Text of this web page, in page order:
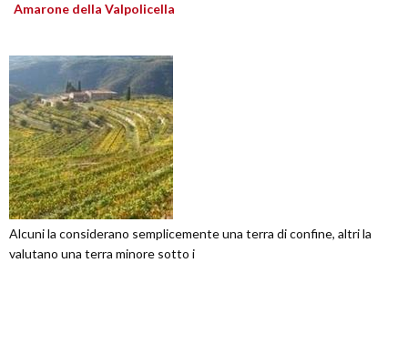
Amarone della Valpolicella
Alcuni la considerano semplicemente una terra di confine, altri la
valutano una terra minore sotto i